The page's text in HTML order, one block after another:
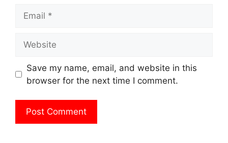
Save my name, email, and website in this
browser for the next time I comment.